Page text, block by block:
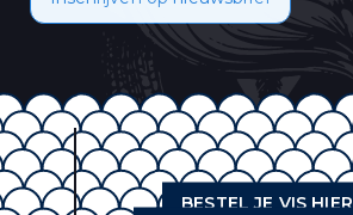
BESTEL JE VIS HIER